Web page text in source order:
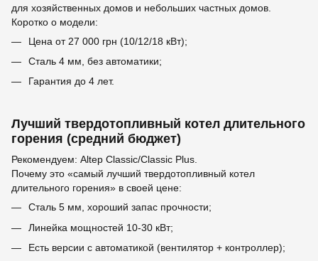
для хозяйственных домов и небольших частных домов.
Коротко о модели:
Цена от 27 000 грн (10/12/18 кВт);
Сталь 4 мм, без автоматики;
Гарантия до 4 лет.
Лучший твердотопливный котел длительного
горения (средний бюджет)
Рекомендуем: Altep Classic/Classic Plus.
Почему это «самый лучший твердотопливный котел
длительного горения» в своей цене:
Сталь 5 мм, хороший запас прочности;
Линейка мощностей 10-30 кВт;
Есть версии с автоматикой (вентилятор + контроллер);